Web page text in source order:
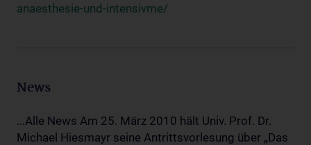
anaesthesie-und-intensivme/
News
...Alle News Am 25. März 2010 hält Univ. Prof. Dr.
Michael Hiesmayr seine Antrittsvorlesung über „Das